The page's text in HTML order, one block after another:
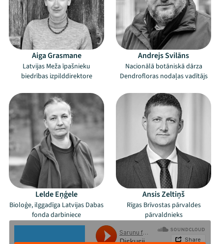
Mana programma
Festivāls
Aiga Grasmane
Latvijas Meža īpašnieku
biedrības izpilddirektore
Andrejs Svilāns
Nacionālā botāniskā dārza
Dendrofloras nodaļas vadītājs
Lelde Eņģele
Bioloģe, ilggadīga Latvijas Dabas
fonda darbiniece
Ansis Zeltiņš
Rīgas Brīvostas pārvaldes
pārvaldnieks